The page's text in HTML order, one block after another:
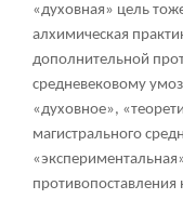
«духовная» цель
алхимическая
дополнительной
средневековому
«духовное»,
магистрального
противопоставления